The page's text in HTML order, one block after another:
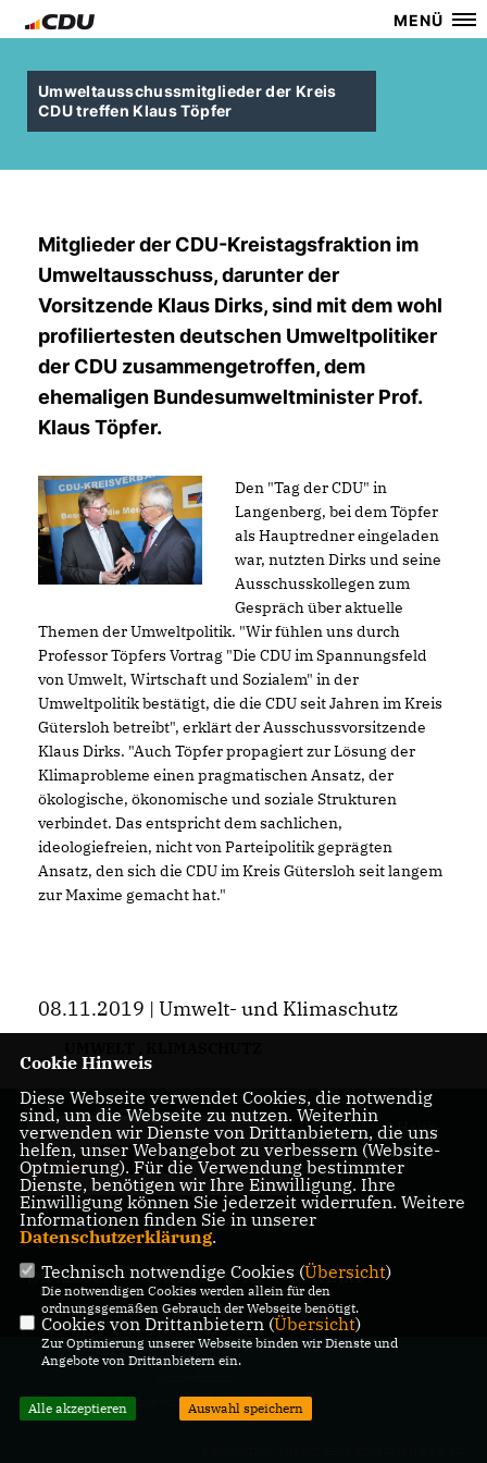
MENÜ
Umweltausschussmitglieder der Kreis
CDU treffen Klaus Töpfer
Mitglieder der CDU-Kreistagsfraktion im
Umweltausschuss, darunter der
Vorsitzende Klaus Dirks, sind mit dem wohl
profiliertesten deutschen Umweltpolitiker
der CDU zusammengetroffen, dem
ehemaligen Bundesumweltminister Prof.
Klaus Töpfer.
Den "Tag der CDU" in
Langenberg, bei dem Töpfer
als Hauptredner eingeladen
war, nutzten Dirks und seine
Ausschusskollegen zum
Gespräch über aktuelle
Themen der Umweltpolitik. "Wir fühlen uns durch
Professor Töpfers Vortrag "Die CDU im Spannungsfeld
von Umwelt, Wirtschaft und Sozialem" in der
Umweltpolitik bestätigt, die die CDU seit Jahren im Kreis
Gütersloh betreibt", erklärt der Ausschussvorsitzende
Klaus Dirks. "Auch Töpfer propagiert zur Lösung der
Klimaprobleme einen pragmatischen Ansatz, der
ökologische, ökonomische und soziale Strukturen
verbindet. Das entspricht dem sachlichen,
ideologiefreien, nicht von Parteipolitik geprägten
Ansatz, den sich die CDU im Kreis Gütersloh seit langem
zur Maxime gemacht hat."
08.11.2019 | Umwelt- und Klimaschutz
CDU Schloß Holte-
Stukenbrock
IMPRESSUM DATENSCHUTZ KONTAKT
@2026 CDU Schloß Holte-
Alle Rechte vorbehalten.
Cookie Hinweis
Diese Webseite verwendet Cookies, die notwendig
sind, um die Webseite zu nutzen. Weiterhin
verwenden wir Dienste von Drittanbietern, die uns
helfen, unser Webangebot zu verbessern (Website-
Optmierung). Für die Verwendung bestimmter
Dienste, benötigen wir Ihre Einwilligung. Ihre
Einwilligung können Sie jederzeit widerrufen. Weitere
Informationen finden Sie in unserer
Datenschutzerklärung.
Technisch notwendige Cookies (Übersicht)
Die notwendigen Cookies werden allein für den
ordnungsgemäßen Gebrauch der Webseite benötigt.
Cookies von Drittanbietern (Übersicht)
Zur Optimierung unserer Webseite binden wir Dienste und
Angebote von Drittanbietern ein.
Alle akzeptieren Auswahl speichern